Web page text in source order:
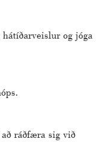
og jóga
ráðfæra sig við